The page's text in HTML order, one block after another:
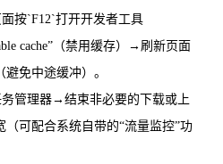
按`F12`打开开发者工具
cache”（禁用缓存）→刷新页面
免中途缓冲）。
管理器→结束非必要的下载或上
可配合系统自带的“流量监控”功